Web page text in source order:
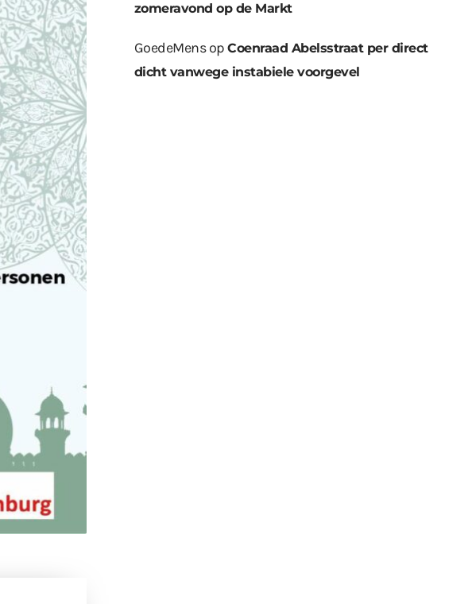
zomeravond op de Markt
GoedeMensopCoenraad Abelsstraat per direct
dicht vanwege instabiele voorgevel